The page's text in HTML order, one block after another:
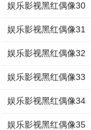
娱乐影视黑红偶像30
娱乐影视黑红偶像31
娱乐影视黑红偶像32
娱乐影视黑红偶像33
娱乐影视黑红偶像34
娱乐影视黑红偶像35